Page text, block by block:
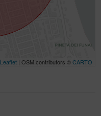
Leaflet| OSM contributors ©CARTO